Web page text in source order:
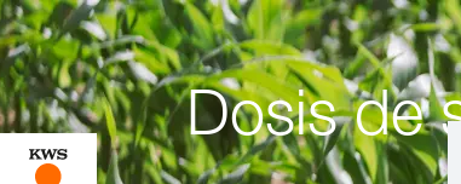
Dosis de